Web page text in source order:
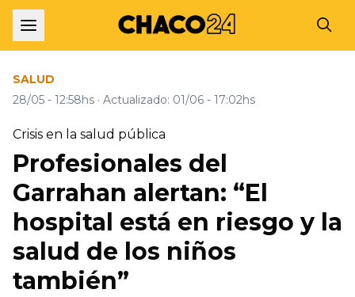
SALUD
28/05 - 12:58hs · Actualizado: 01/06 - 17:02hs
Crisis en la salud pública
Profesionales del
Garrahan alertan: “El
hospital está en riesgo y la
salud de los niños
también”